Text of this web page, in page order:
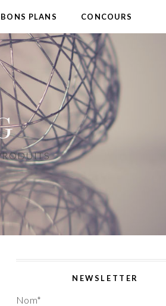
PLANS CONCOURS
NEWSLETTER
Nom*